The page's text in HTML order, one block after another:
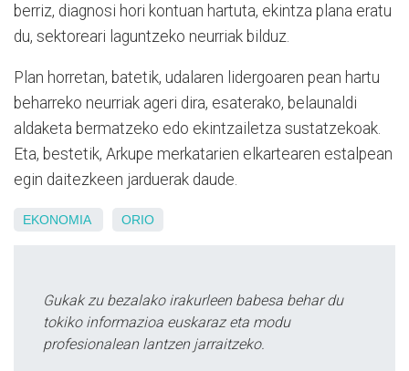
berriz, diagnosi hori kontuan hartuta, ekintza plana eratu
du, sektoreari laguntzeko neurriak bilduz.
Plan horretan, batetik, udalaren lidergoaren pean hartu
beharreko neurriak ageri dira, esaterako, belaunaldi
aldaketa bermatzeko edo ekintzailetza sustatzekoak.
Eta, bestetik, Arkupe merkatarien elkartearen estalpean
egin daitezkeen jarduerak daude.
EKONOMIA ORIO
Gukak zu bezalako irakurleen babesa behar du
tokiko informazioa euskaraz eta modu
profesionalean lantzen jarraitzeko.